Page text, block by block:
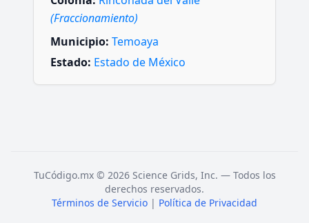
(Fraccionamiento)
Municipio: Temoaya
Estado: Estado de México
TuCódigo.mx © 2026 Science Grids, Inc. — Todos los
derechos reservados.
Términos de Servicio | Política de Privacidad